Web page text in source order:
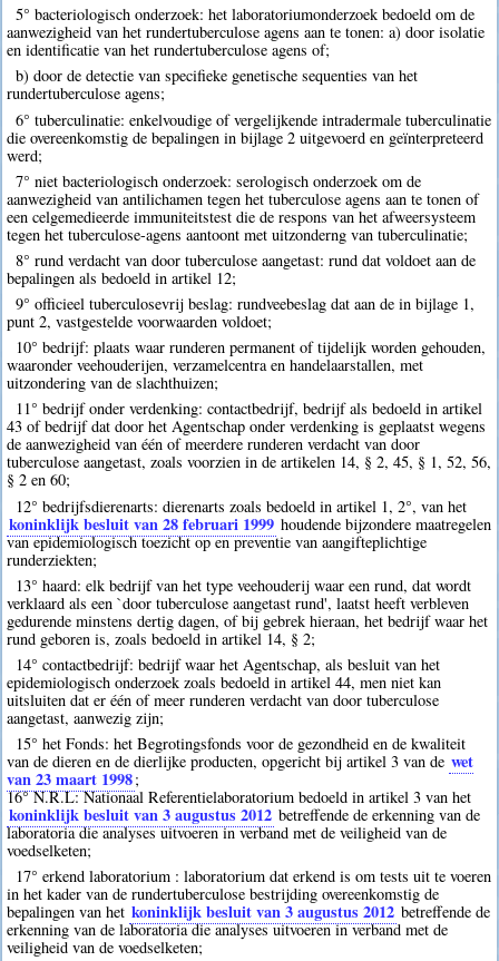
5° bacteriologisch onderzoek: het laboratoriumonderzoek bedoeld om de
aanwezigheid van het rundertuberculose agens aan te tonen: a) door isolatie
en identificatie van het rundertuberculose agens of;
b) door de detectie van specifieke genetische sequenties van het
rundertuberculose agens;
6° tuberculinatie: enkelvoudige of vergelijkende intradermale tuberculinatie
die overeenkomstig de bepalingen in bijlage 2 uitgevoerd en geïnterpreteerd
werd;
7° niet bacteriologisch onderzoek: serologisch onderzoek om de
aanwezigheid van antilichamen tegen het tuberculose agens aan te tonen of
een celgemedieerde immuniteitstest die de respons van het afweersysteem
tegen het tuberculose-agens aantoont met uitzonderng van tuberculinatie;
8° rund verdacht van door tuberculose aangetast: rund dat voldoet aan de
bepalingen als bedoeld in artikel 12;
9° officieel tuberculosevrij beslag: rundveebeslag dat aan de in bijlage 1,
punt 2, vastgestelde voorwaarden voldoet;
10° bedrijf: plaats waar runderen permanent of tijdelijk worden gehouden,
waaronder veehouderijen, verzamelcentra en handelaarstallen, met
uitzondering van de slachthuizen;
11° bedrijf onder verdenking: contactbedrijf, bedrijf als bedoeld in artikel
43 of bedrijf dat door het Agentschap onder verdenking is geplaatst wegens
de aanwezigheid van één of meerdere runderen verdacht van door
tuberculose aangetast, zoals voorzien in de artikelen 14, § 2, 45, § 1, 52, 56,
§ 2 en 60;
12° bedrijfsdierenarts: dierenarts zoals bedoeld in artikel 1, 2°, van het
koninklijk besluit van 28 februari 1999 houdende bijzondere maatregelen
van epidemiologisch toezicht op en preventie van aangifteplichtige
runderziekten;
13° haard: elk bedrijf van het type veehouderij waar een rund, dat wordt
verklaard als een `door tuberculose aangetast rund', laatst heeft verbleven
gedurende minstens dertig dagen, of bij gebrek hieraan, het bedrijf waar het
rund geboren is, zoals bedoeld in artikel 14, § 2;
14° contactbedrijf: bedrijf waar het Agentschap, als besluit van het
epidemiologisch onderzoek zoals bedoeld in artikel 44, men niet kan
uitsluiten dat er één of meer runderen verdacht van door tuberculose
aangetast, aanwezig zijn;
15° het Fonds: het Begrotingsfonds voor de gezondheid en de kwaliteit
van de dieren en de dierlijke producten, opgericht bij artikel 3 van de wet
van 23 maart 1998;
16° N.R.L: Nationaal Referentielaboratorium bedoeld in artikel 3 van het
koninklijk besluit van 3 augustus 2012 betreffende de erkenning van de
laboratoria die analyses uitvoeren in verband met de veiligheid van de
voedselketen;
17° erkend laboratorium : laboratorium dat erkend is om tests uit te voeren
in het kader van de rundertuberculose bestrijding overeenkomstig de
bepalingen van het koninklijk besluit van 3 augustus 2012 betreffende de
erkenning van de laboratoria die analyses uitvoeren in verband met de
veiligheid van de voedselketen;